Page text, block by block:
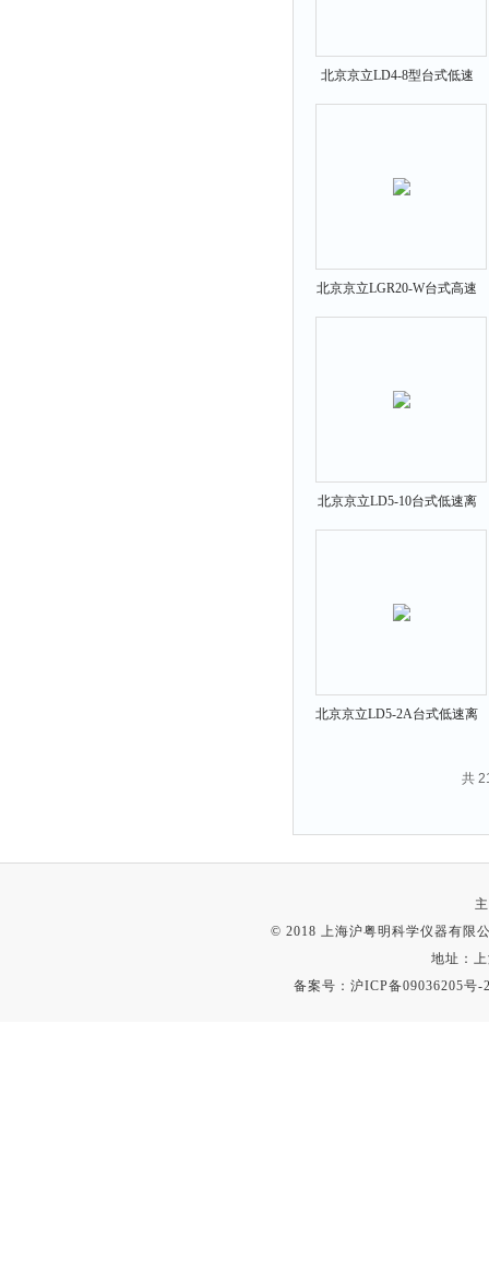
北京京立LD4-8型台式低速
离心机
北京京立LGR20-W台式高速
冷冻离心机
北京京立LD5-10台式低速离
心机
北京京立LD5-2A台式低速离
共
© 2018 上海沪粤明科学仪器有限
地址：
备案号：沪ICP备09036205号-